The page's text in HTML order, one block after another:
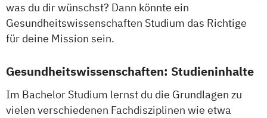
Soziale Arbeit
Soziale Arbeit Duales Studium
Soziale Arbeit Präsenzstudium
was du dir wünschst? Dann könnte ein
Gesundheitswissenschaften Studium das Richtige
für deine Mission sein.
Gesundheitswissenschaften: Studieninhalte
Im Bachelor Studium lernst du die Grundlagen zu
vielen verschiedenen Fachdisziplinen wie etwa